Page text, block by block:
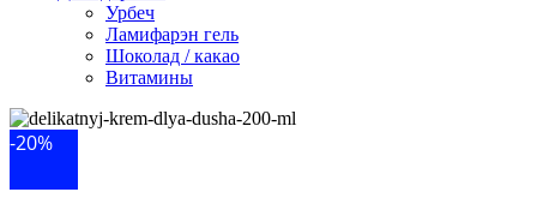
Урбеч
Ламифарэн гель
Шоколад / какао
Витамины
-20%